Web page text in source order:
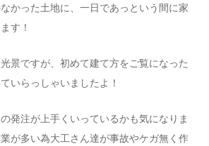
かった土地に、一日であっという間に家
す！
景ですが、初めて建て方をご覧になった
いらっしゃいましたよ！
発注が上手くいっているかも気になりま
が多い為大工さん達が事故やケガ無く作